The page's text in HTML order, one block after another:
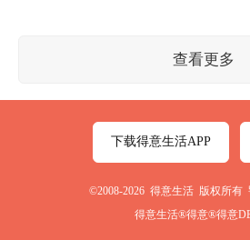
查看更多
下载得意生活APP
©2008-2026 得意生活 版权所有
得意生活®得意®得意